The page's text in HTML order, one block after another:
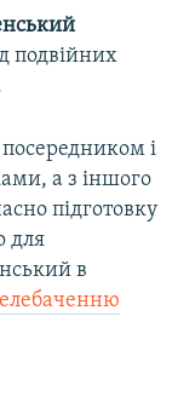
подвійних
і
а з іншого
підготовку
для
в